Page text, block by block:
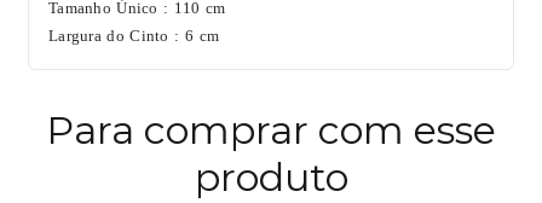
Tamanho Único : 110 cm
Largura do Cinto : 6 cm
Para comprar com esse
produto